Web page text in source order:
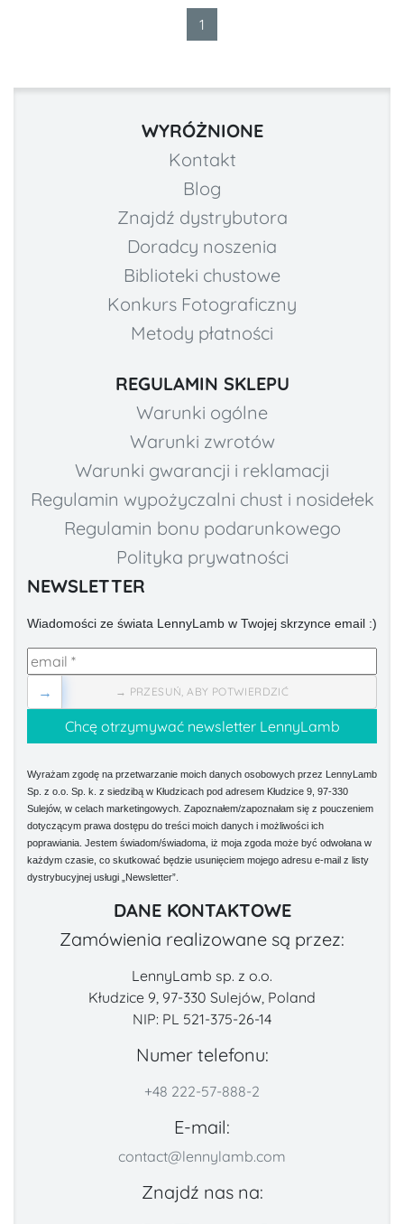
1
WYRÓŻNIONE
Kontakt
Blog
Znajdź dystrybutora
Doradcy noszenia
Biblioteki chustowe
Konkurs Fotograficzny
Metody płatności
REGULAMIN SKLEPU
Warunki ogólne
Warunki zwrotów
Warunki gwarancji i reklamacji
Regulamin wypożyczalni chust i nosidełek
Regulamin bonu podarunkowego
Polityka prywatności
NEWSLETTER
Wiadomości ze świata LennyLamb w Twojej skrzynce email :)
→ PRZESUŃ, ABY POTWIERDZIĆ
→
Wyrażam zgodę na przetwarzanie moich danych osobowych przez LennyLamb
Sp. z o.o. Sp. k. z siedzibą w Kłudzicach pod adresem Kłudzice 9, 97-330
Sulejów, w celach marketingowych. Zapoznałem/zapoznałam się z pouczeniem
dotyczącym prawa dostępu do treści moich danych i możliwości ich
poprawiania. Jestem świadom/świadoma, iż moja zgoda może być odwołana w
każdym czasie, co skutkować będzie usunięciem mojego adresu e-mail z listy
dystrybucyjnej usługi „Newsletter”.
DANE KONTAKTOWE
Zamówienia realizowane są przez:
LennyLamb sp. z o.o.
Kłudzice 9, 97-330 Sulejów, Poland
NIP: PL 521-375-26-14
Numer telefonu:
+48 222-57-888-2
E-mail:
contact@lennylamb.com
Znajdź nas na: